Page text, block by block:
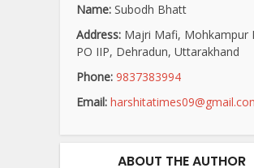
Name: Subodh Bhatt
Address: Majri Mafi, Mohkampur
PO IIP, Dehradun, Uttarakhand
Phone: 9837383994
Email:
ABOUT THE AUTHOR